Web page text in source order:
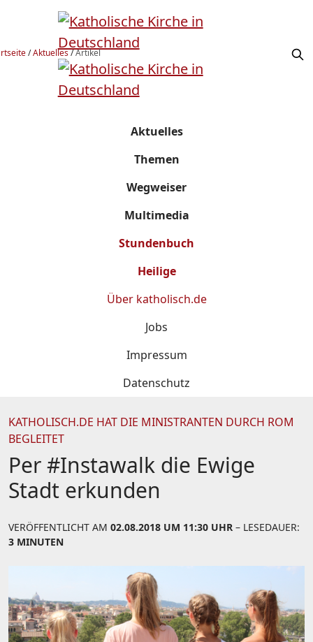
/Aktuelles/Artikel
Aktuelles
Themen
Wegweiser
Multimedia
Stundenbuch
Heilige
Über katholisch.de
Jobs
Impressum
Datenschutz
KATHOLISCH.DE HAT DIE MINISTRANTEN DURCH ROM
BEGLEITET
Per #Instawalk die Ewige
Stadt erkunden
VERÖFFENTLICHT AM 02.08.2018 UM 11:30 UHR – LESEDAUER:
3 MINUTEN